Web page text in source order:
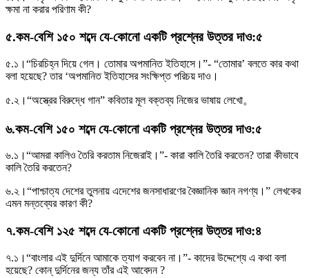
ক্ষমা না করার পরিণাম কী?
৫.কম-বেশি ১৫০ শব্দে যে-কোনাে একটি প্রশ্নের উত্তর দাও:৫
৫.১। “চিরচিহ্ন দিয়ে গেল। তােমার অপমানিত ইতিহাসে।”- “তােমার’ বলতে কার কথা
বলা হয়েছে? তার ‘অপমানিত ইতিহাসের সংক্ষিপ্ত পরিচয় দাও।
৫.২। “অস্ত্রের বিরুদ্ধে গান” কবিতার মূল বক্তব্য নিজের ভাষায় লেখাে。
৬.কম-বেশি ১৫০ শব্দে যে-কোনাে একটি প্রশ্নের উত্তর দাও:৫
৬.১। “আমরা কালিও তৈরি করতাম নিজেরাই।”- কারা কালি তৈরি করতেন? তারা কীভাবে
কালি তৈরি করতেন?
৬.২। “পাশ্চাত্য দেশের তুলনায় এদেশের জনসাধারণের বৈজ্ঞানিক জ্ঞান নগণ্য।” লেখকের
এমন মন্তব্যের কারণ কী?
৭.কম-বেশি ১২৫ শব্দে যে-কোনাে একটি প্রশ্নের উত্তর দাও:৪
৭.১। “বাংলার এই দুর্দিনে আমাকে ত্যাগ করবেন না।”- কাদের উদ্দেশ্যে এ কথা বলা
হয়েছে? কোন্ দুর্দিনের জন্য তাঁর এই আবেদন ?